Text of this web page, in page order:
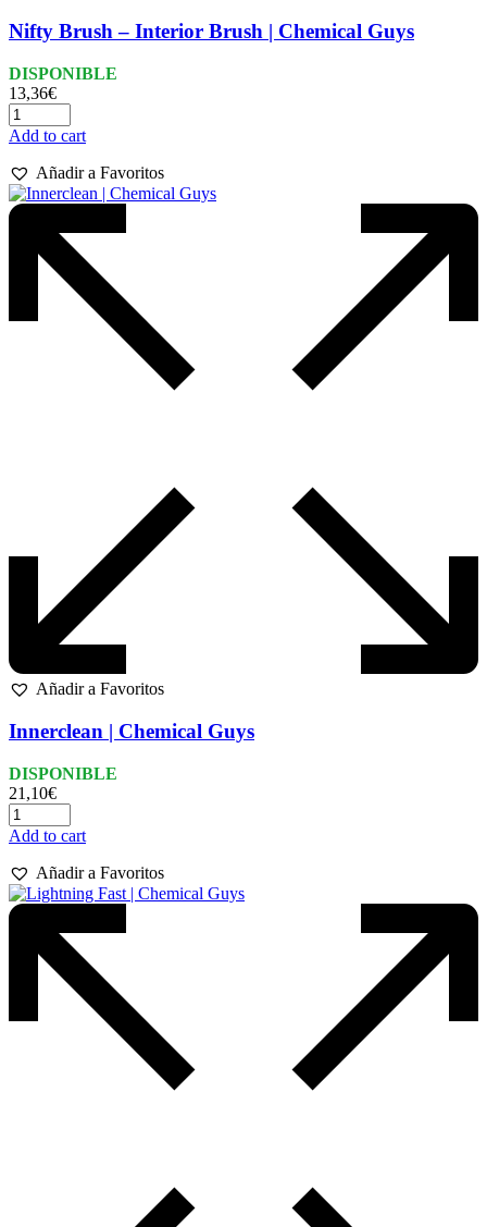
Nifty Brush – Interior Brush | Chemical Guys
DISPONIBLE
13,36€
Add to cart
Añadir a Favoritos
Añadir a Favoritos
Innerclean | Chemical Guys
DISPONIBLE
21,10€
Add to cart
Añadir a Favoritos